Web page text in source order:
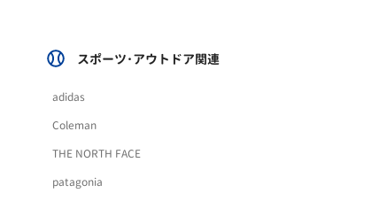
スポーツ･アウトドア関連
adidas
Coleman
THE NORTH FACE
patagonia